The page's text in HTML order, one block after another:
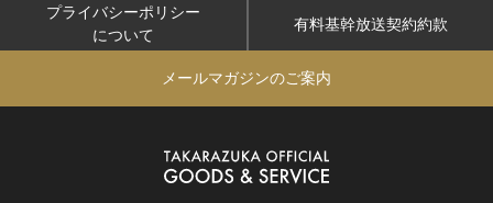
プライバシーポリシー
について
有料基幹放送契約約款
メールマガジンのご案内